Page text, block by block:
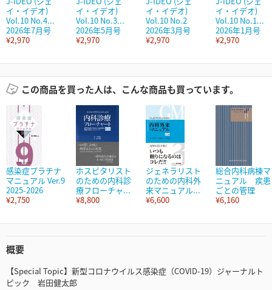
イ・イデオ)
Vol.10 No.4...
2026年7月号
¥2,970
イ・イデオ)
Vol.10 No.3...
2026年5月号
¥2,970
イ・イデオ)
Vol.10 No.2
2026年3月号
¥2,970
イ・イデオ)
Vol.10 No.1...
2026年1月号
¥2,970
この商品を買った人は、こんな商品も買っています。
感染症プラチナ
マニュアル Ver.9
2025-2026
¥2,750
ホスピタリスト
のための内科診
療フローチャ...
¥8,800
ジェネラリスト
のための内科外
来マニュアル...
¥6,600
総合内科病棟マ
ニュアル 疾患
ごとの管理
¥6,160
概要
【Special Topic】新型コロナウイルス感染症（COVID-19）ジャーナルト
ピック 岩田健太郎